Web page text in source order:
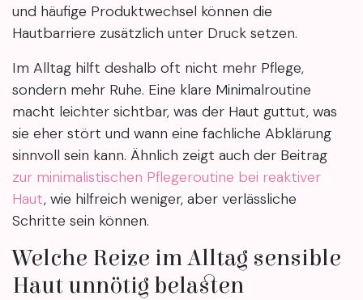
und häufige Produktwechsel können die
Hautbarriere zusätzlich unter Druck setzen.
Im Alltag hilft deshalb oft nicht mehr Pflege,
sondern mehr Ruhe. Eine klare Minimalroutine
macht leichter sichtbar, was der Haut guttut, was
sie eher stört und wann eine fachliche Abklärung
sinnvoll sein kann. Ähnlich zeigt auch der Beitrag
zur minimalistischen Pflegeroutine bei reaktiver
Haut, wie hilfreich weniger, aber verlässliche
Schritte sein können.
Welche Reize im Alltag sensible
Haut unnötig belasten